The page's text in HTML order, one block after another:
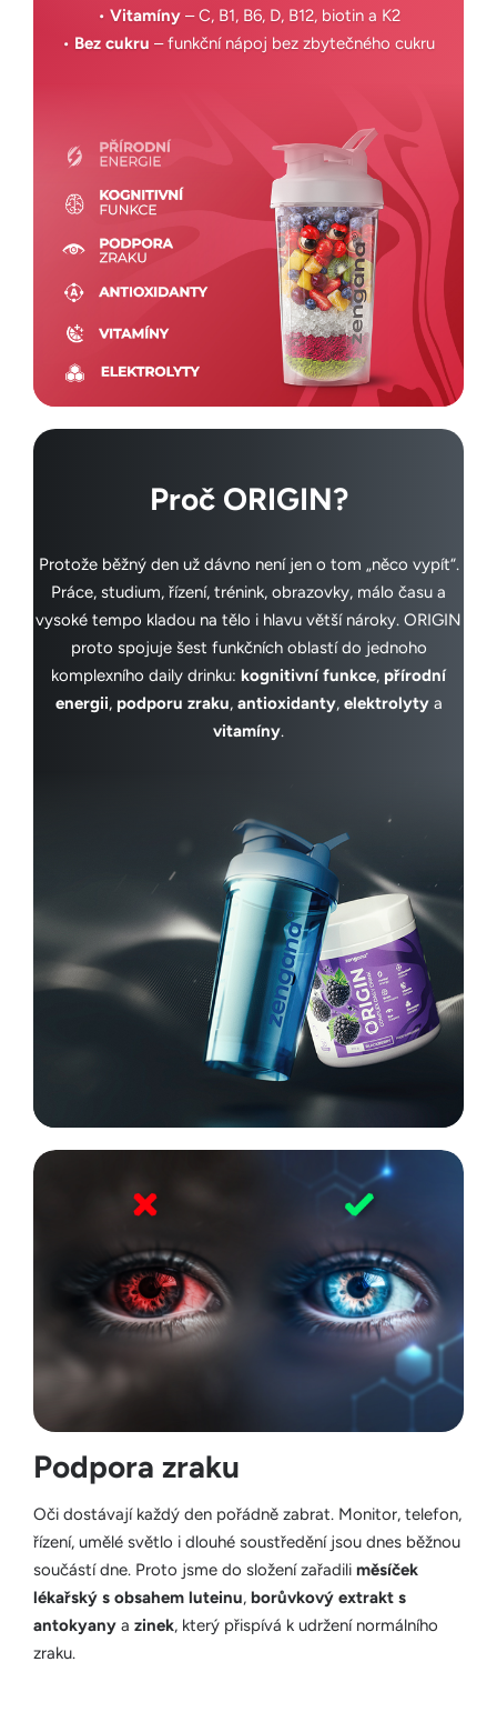
• Vitamíny– C, B1, B6, D, B12, biotin a K2
• Bez cukru – funkční nápoj bez zbytečného cukru
Proč ORIGIN?
Protože běžný den už dávno není jen o tom „něco vypít“.
Práce, studium, řízení, trénink, obrazovky, málo času a
vysoké tempo kladou na tělo i hlavu větší nároky. ORIGIN
proto spojuje šest funkčních oblastí do jednoho
komplexního daily drinku: kognitivní funkce, přírodní
energii, podporu zraku, antioxidanty, elektrolytya
vitamíny.
Podpora zraku
Oči dostávají každý den pořádně zabrat. Monitor, telefon,
řízení, umělé světlo i dlouhé soustředění jsou dnes běžnou
součástí dne. Proto jsme do složení zařadili měsíček
lékařský s obsahem luteinu, borůvkový extrakt s
antokyany a zinek, který přispívá k udržení normálního
zraku.